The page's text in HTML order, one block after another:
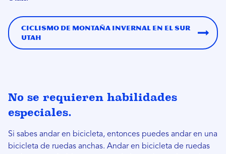
Ciclismo de montaña invernal en el sur
Utah
No se requieren habilidades
especiales.
Si sabes andar en bicicleta, entonces puedes andar en una
bicicleta de ruedas anchas. Andar en bicicleta de ruedas